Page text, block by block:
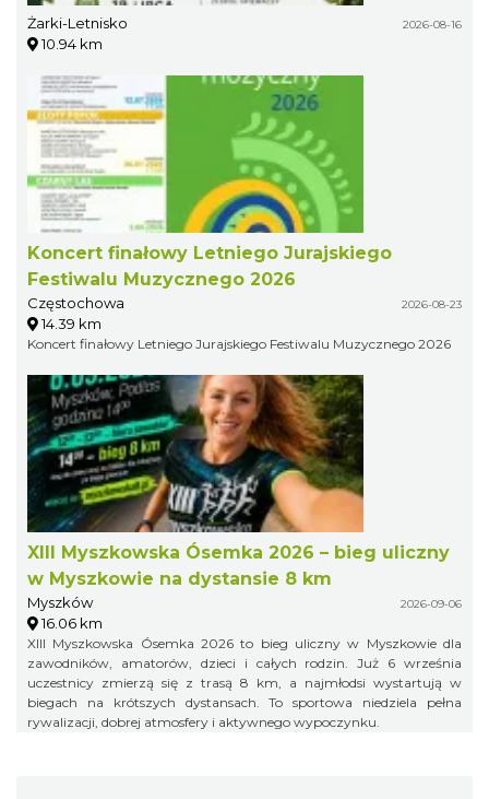
Żarki-Letnisko 2026-08-16
10.94 km
Koncert finałowy Letniego Jurajskiego
Festiwalu Muzycznego 2026
Częstochowa 2026-08-23
14.39 km
Koncert finałowy Letniego Jurajskiego Festiwalu Muzycznego 2026
XIII Myszkowska Ósemka 2026 – bieg uliczny
w Myszkowie na dystansie 8 km
Myszków 2026-09-06
16.06 km
XIII Myszkowska Ósemka 2026 to bieg uliczny w Myszkowie dla
zawodników, amatorów, dzieci i całych rodzin. Już 6 września
uczestnicy zmierzą się z trasą 8 km, a najmłodsi wystartują w
biegach na krótszych dystansach. To sportowa niedziela pełna
rywalizacji, dobrej atmosfery i aktywnego wypoczynku.